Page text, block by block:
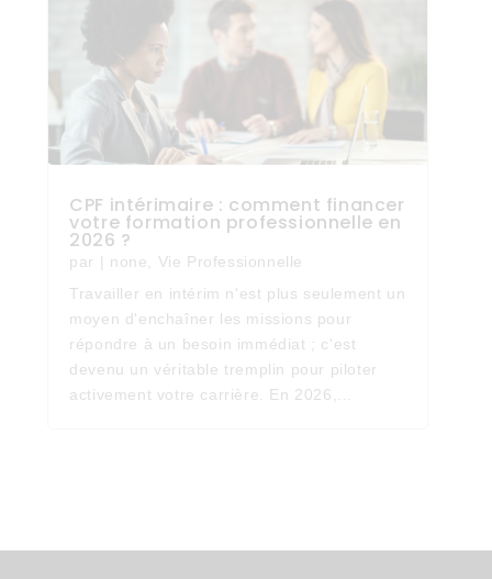
CPF intérimaire : comment financer
votre formation professionnelle en
2026 ?
par none
Vie Professionnelle
Travailler en intérim n'est plus seulement un
moyen d'enchaîner les missions pour
répondre à un besoin immédiat ; c'est
devenu un véritable tremplin pour piloter
activement votre carrière. En 2026,...